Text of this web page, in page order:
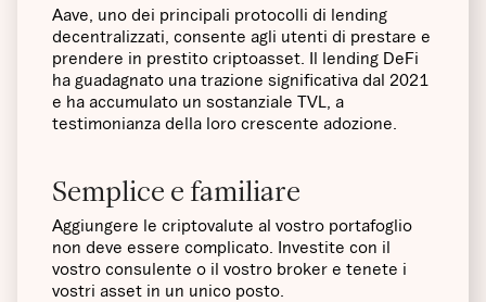
Aave, uno dei principali protocolli di lending
decentralizzati, consente agli utenti di prestare e
prendere in prestito criptoasset. Il lending DeFi
ha guadagnato una trazione significativa dal 2021
e ha accumulato un sostanziale TVL, a
testimonianza della loro crescente adozione.
Semplice e familiare
Aggiungere le criptovalute al vostro portafoglio
non deve essere complicato. Investite con il
vostro consulente o il vostro broker e tenete i
vostri asset in un unico posto.